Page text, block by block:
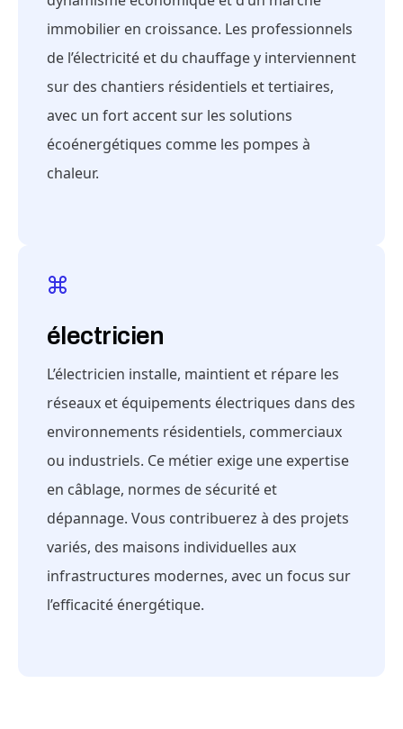
immobilier en croissance. Les professionnels
de l’électricité et du chauffage y interviennent
sur des chantiers résidentiels et tertiaires,
avec un fort accent sur les solutions
écoénergétiques comme les pompes à
chaleur.
électricien
L’électricien installe, maintient et répare les
réseaux et équipements électriques dans des
environnements résidentiels, commerciaux
ou industriels. Ce métier exige une expertise
en câblage, normes de sécurité et
dépannage. Vous contribuerez à des projets
variés, des maisons individuelles aux
infrastructures modernes, avec un focus sur
l’efficacité énergétique.